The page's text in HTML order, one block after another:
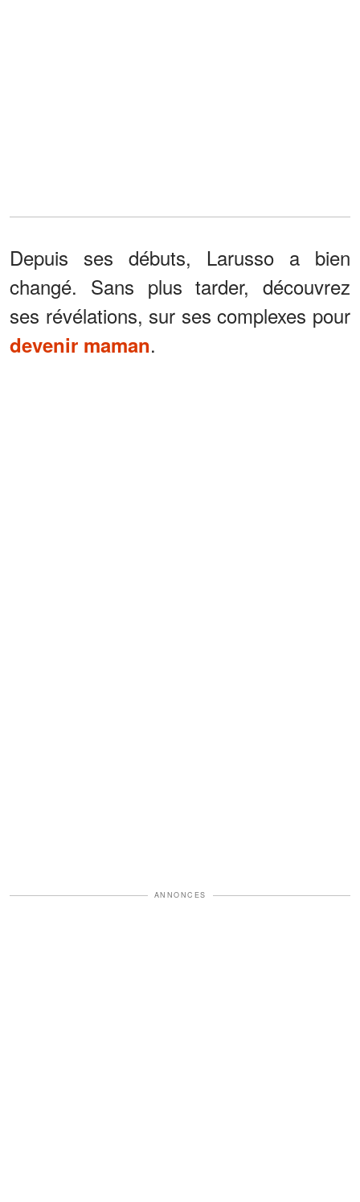
Depuis ses débuts, Larusso a bien
changé. Sans plus tarder, découvrez
ses révélations, sur ses complexes pour
devenir maman.
ANNONCES